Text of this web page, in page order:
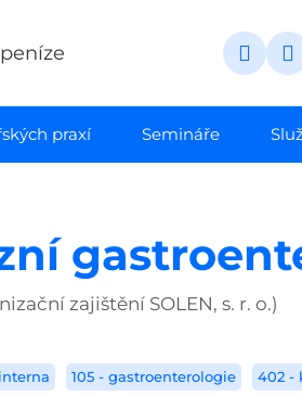
praxí Semináře
zajištění SOLEN, s. r. o.)
105 - gastroenterologie 402 -